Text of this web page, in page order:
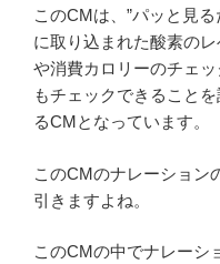
このCMは、”パッと見
に取り込まれた酸素の
や消費カロリーのチェ
もチェックできること
るCMとなっています。
このCMのナレーション
引きますよね。
このCMの中でナレーシ